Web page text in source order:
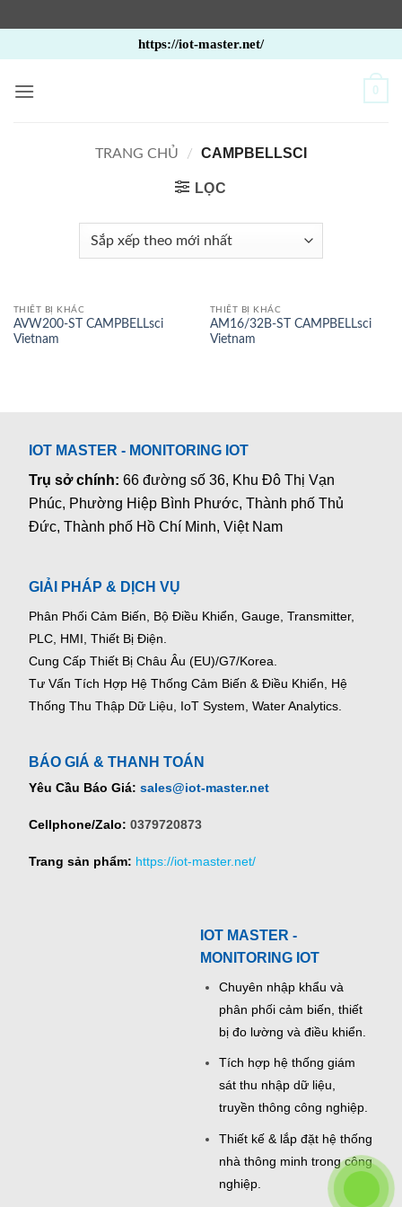
qua
nội
https://iot-master.net/
0
TRANG CHỦ / CAMPBELLSCI
LỌC
THIẾT BỊ KHÁC
AVW200-ST CAMPBELLsci
Vietnam
THIẾT BỊ KHÁC
AM16/32B-ST CAMPBELLsci
Vietnam
IOT MASTER - MONITORING IOT
Trụ sở chính:66 đường số 36, Khu Đô Thị Vạn
Phúc, Phường Hiệp Bình Phước, Thành phố Thủ
Đức, Thành phố Hồ Chí Minh, Việt Nam
GIẢI PHÁP & DỊCH VỤ
Phân Phối Cảm Biến, Bộ Điều Khiển, Gauge, Transmitter,
PLC, HMI, Thiết Bị Điện.
Cung Cấp Thiết Bị Châu Âu (EU)/G7/Korea.
Tư Vấn Tích Hợp Hệ Thống Cảm Biến & Điều Khiển, Hệ
Thống Thu Thập Dữ Liệu, IoT System, Water Analytics.
BÁO GIÁ & THANH TOÁN
Yêu Cầu Báo Giá: sales@iot-master.net
Cellphone/Zalo: 0379720873
Trang sản phẩm: https://iot-master.net/
IOT MASTER -
MONITORING IOT
Chuyên nhập khẩu và
phân phối cảm biến, thiết
bị đo lường và điều khiển.
Tích hợp hệ thống giám
sát thu nhập dữ liệu,
truyền thông công nghiệp.
Thiết kế & lắp đặt hệ thống
nhà thông minh trong công
nghiệp.